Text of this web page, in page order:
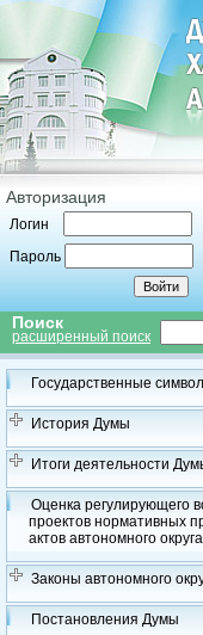
Авторизация
Логин
Пароль
Поиск
расширенный поиск
Государственные
История Думы
Итоги деятельности
Оценка регулирующего
проектов нормативных
актов автономного округа
Законы автономного
Постановления Думы